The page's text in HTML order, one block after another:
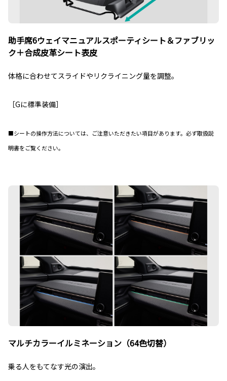
助手席6ウェイマニュアルスポーティシート＆ファブリッ
ク＋合成皮革シート表皮
体格に合わせてスライドやリクライニング量を調整。
［Gに標準装備］
■シートの操作方法については、ご注意いただきたい項目があります。必ず取扱説
明書をご覧ください。
マルチカラーイルミネーション（64色切替）
乗る人をもてなす光の演出。